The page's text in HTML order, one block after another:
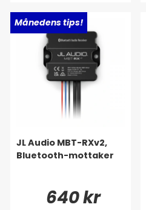
Månedens tips!
JL Audio MBT-RXv2,
Bluetooth-mottaker
640 kr